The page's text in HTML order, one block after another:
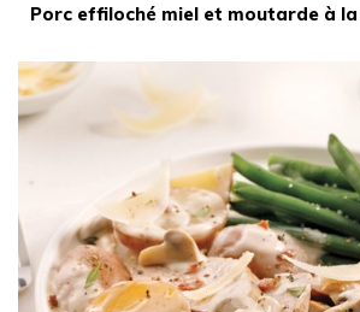
Porc effiloché miel et moutarde à